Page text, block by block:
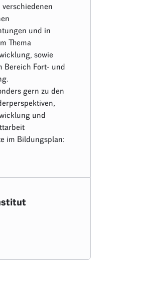
und in
Thema
sowie
Bereich Fort- und
gern zu den
und
im Bildungsplan: